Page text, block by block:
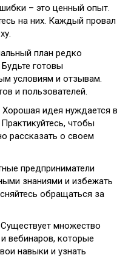
– это ценный опыт.
на них. Каждый провал
план редко
готовы
условиям и отзывам.
и пользователей.
Хорошая идея нуждается в
чтобы
рассказать о своем
предприниматели
знаниями и избежать
обращаться за
множество
вебинаров, которые
навыки и узнать